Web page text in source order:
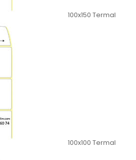
100x150 Termal
100x100 Termal